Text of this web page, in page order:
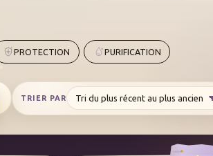
PROTECTION PURIFICATION
TRIER PAR